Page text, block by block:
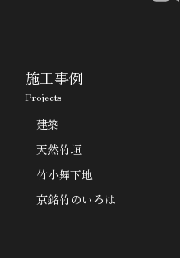
施工事例
Projects
建築
天然竹垣
竹小舞下地
京銘竹のいろは